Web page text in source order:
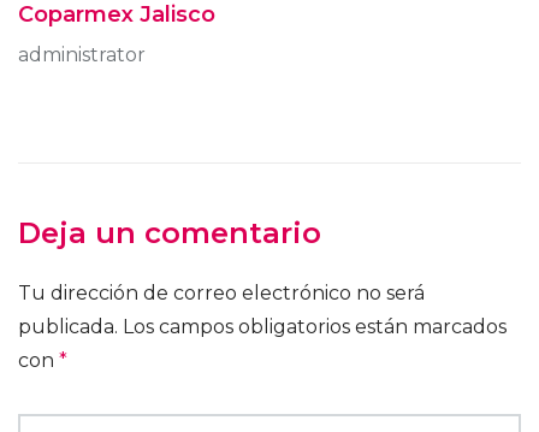
Coparmex Jalisco
administrator
Deja un comentario
Tu dirección de correo electrónico no será
publicada. Los campos obligatorios están marcados
con *